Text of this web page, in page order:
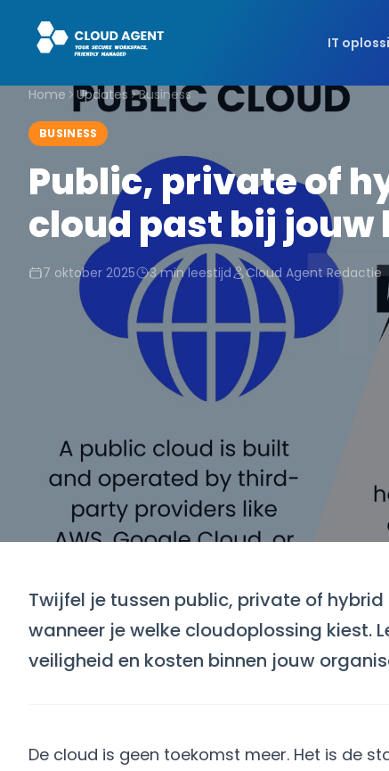
IT
Home Updates Business
BUSINESS
Public, private of
cloud past bij jouw
7 oktober 2025 3min leestijd Cloud Agent Redactie
Twijfel je tussen public, private of
wanneer je welke cloudoplossing kiest.
veiligheid en kosten binnen jouw
De cloud is geen toekomst meer. Het is de